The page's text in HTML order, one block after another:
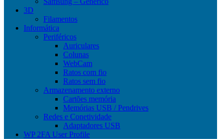
3D
Filamentos
Informática
Periféricos
Auriculares
Colunas
WebCam
Ratos com fio
Ratos sem fio
Armazenamento externo
Cartões memória
Memórias USB / Pendrives
Redes e Conetividade
Adaptadores USB
WP 2FA User Profile